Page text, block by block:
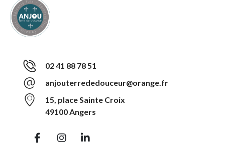
02 41 88 78 51
anjouterrededouceur@orange.fr
15, place Sainte Croix
49100 Angers